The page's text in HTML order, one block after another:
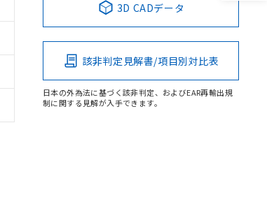
3D CADデータ
該非判定見解書/項目別対比表
日本の外為法に基づく該非判定、およびEAR再輸出規
制に関する見解が入手できます。